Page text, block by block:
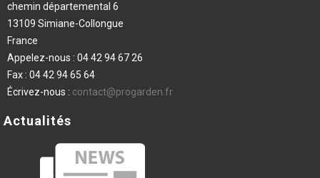
chemin départemental 6
13109 Simiane-Collongue
France
Appelez-nous : 04 42 94 67 26
Fax : 04 42 94 65 64
Écrivez-nous : contact@progarden.fr
Actualités